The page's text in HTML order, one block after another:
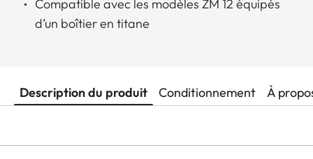
Compatible avec les modèles ZM 12 équipés
d’un boîtier en titane
Description du produit Conditionnement À